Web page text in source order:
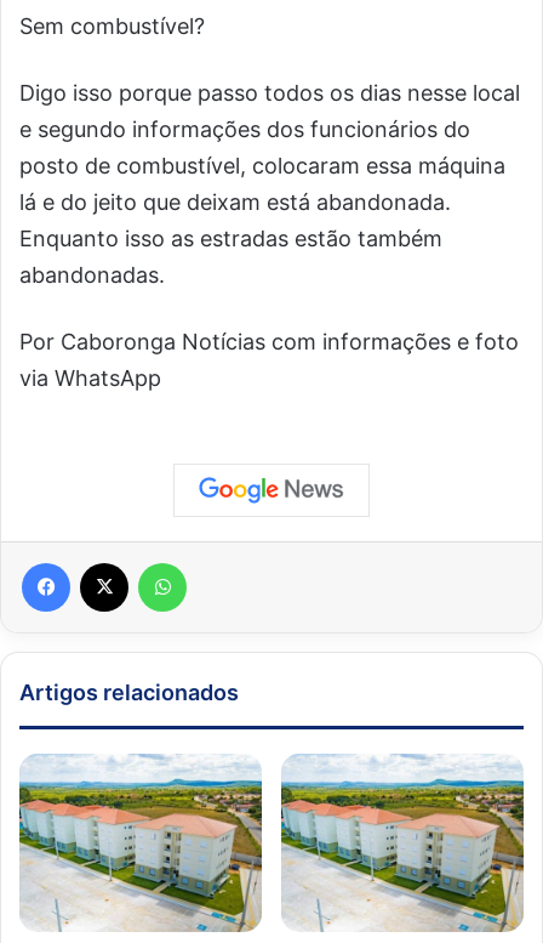
Sem combustível?
Digo isso porque passo todos os dias nesse local
e segundo informações dos funcionários do
posto de combustível, colocaram essa máquina
lá e do jeito que deixam está abandonada.
Enquanto isso as estradas estão também
abandonadas.
Por Caboronga Notícias com informações e foto
via WhatsApp
Artigos relacionados